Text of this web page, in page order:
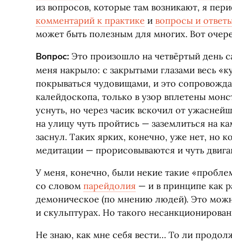
из вопросов, которые там возникают, я
комментарий к практике и вопросы и
может быть полезным для многих. Вот
Вопрос: Это произошло на четвёртый день
меня накрыло: с закрытыми глазами весь «
покрываться чудовищами, и это
калейдоскопа, только в узор вплетены
уснуть, но через часик вскочил от
на улицу чуть пройтись — заземлиться на
заснул. Таких ярких, конечно, уже нет, но
медитации — прорисовываются и чуть
У меня, конечно, были некие такие «
со словом парейдолия — и в принципе как
демоническое (по мнению людей). Это
и скульптурах. Но такого
Не знаю, как мне себя вести… То ли